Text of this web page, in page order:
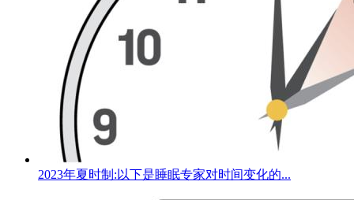
2023年夏时制:以下是睡眠专家对时间变化的...